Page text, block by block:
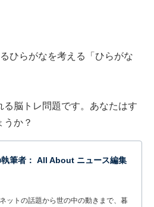
ひらがなを考える「ひらがな
脳トレ問題です。あなたはす
うか？
筆者： All About ニュース編集
ットの話題から世の中の動きまで、暮